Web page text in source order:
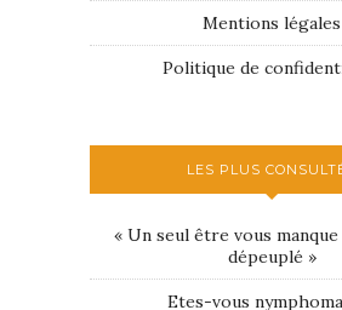
Mentions légales
Politique de
LES PLUS
« Un seul être vous
dépeuplé »
Etes-vous